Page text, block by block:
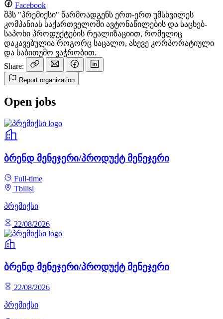
Facebook
შპს "პრემიქსი" წარმოადგენს ერთ-ერთ უმსხვილეს
კომპანიას საქართველოში ავტონაწილების და საცხებ-
საპოხი პროდუქტების რეალიზაციით, რომელიც
დაკავებულია როგორც საცალო, ასევე კორპორატიული
და საბითუმო ვაჭრობით.
Share:
Report organization
Open jobs
ბრენდ მენეჯერი/პროდუქტ მენეჯერი
Full-time
Tbilisi
პრემიქსი
22/08/2026
ბრენდ მენეჯერი/პროდუქტ მენეჯერი
22/08/2026
პრემიქსი